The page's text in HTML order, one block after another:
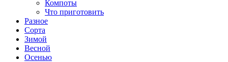
Компоты
Что приготовить
Разное
Сорта
Зимой
Весной
Осенью